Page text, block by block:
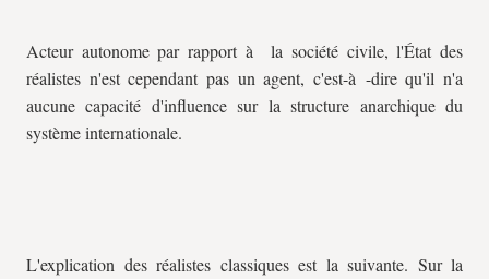
Acteur autonome par rapport à la société civile, l'État des
réalistes n'est cependant pas un agent, c'est-à -dire qu'il n'a
aucune capacité d'influence sur la structure anarchique du
système internationale.
L'explication des réalistes classiques est la suivante. Sur la